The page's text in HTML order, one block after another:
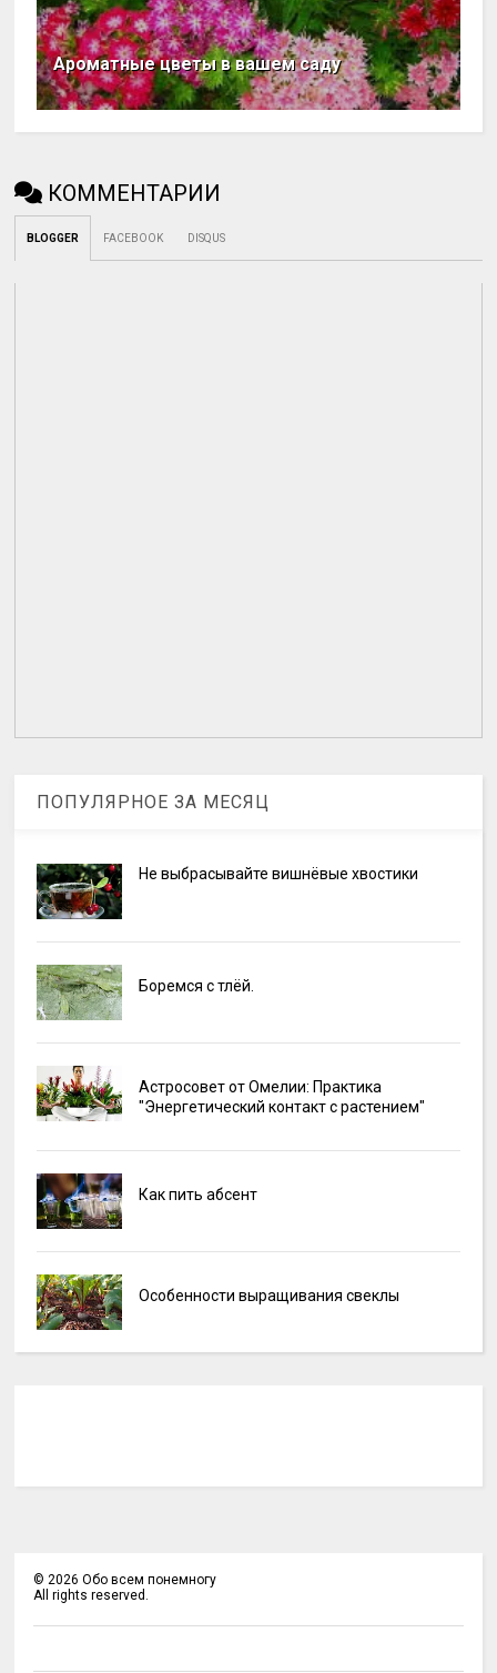
Ароматные цветы в вашем саду
КОММЕНТАРИИ
BLOGGER FACEBOOK DISQUS
ПОПУЛЯРНОЕ ЗА МЕСЯЦ
Не выбрасывайте вишнёвые хвостики
Боремся с тлёй.
Астросовет от Омелии: Практика
"Энергетический контакт с растением"
Как пить абсент
Особенности выращивания свеклы
© 2026 Обо всем понемногу
All rights reserved.